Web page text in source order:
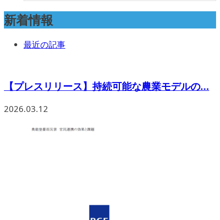
新着情報
最近の記事
【プレスリリース】持続可能な農業モデルの...
2026.03.12